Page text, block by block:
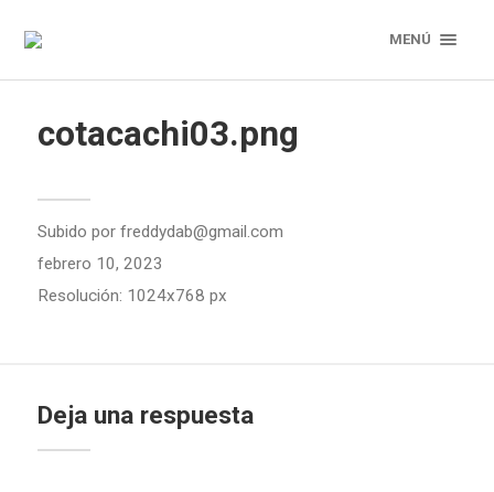
MENÚ
cotacachi03.png
Subido por freddydab@gmail.com
febrero 10, 2023
Resolución: 1024x768 px
Deja una respuesta